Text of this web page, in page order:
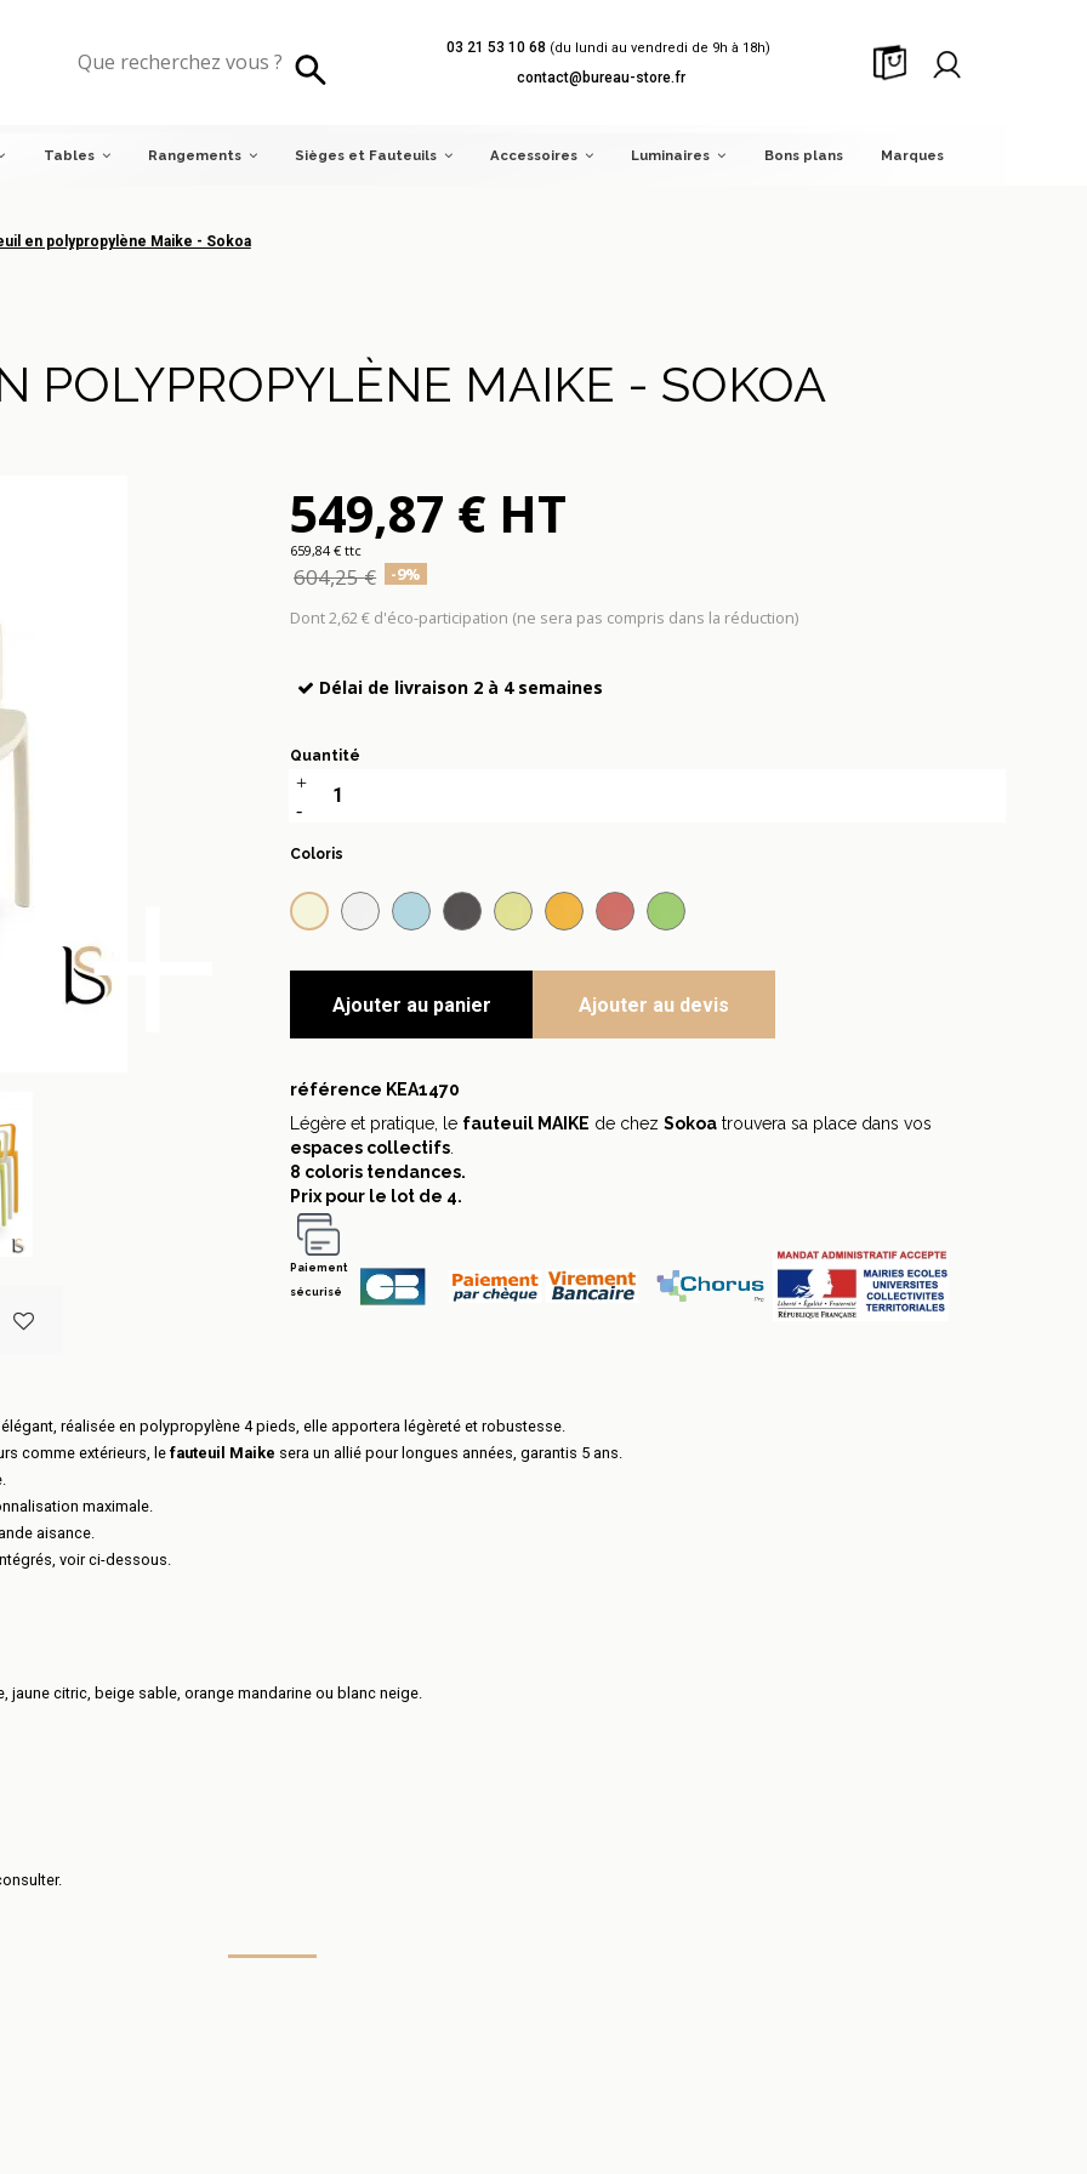
03 21 53 10 68 (du lundi au vendredi de 9h à 18h)
contact@bureau-store.fr
Tables Rangements Sièges et Fauteuils Accessoires Luminaires Bons plans Marques
en polypropylène Maike - Sokoa
en polypropylène Maike - Sokoa
POLYPROPYLÈNE MAIKE - SOKOA
+
549,87 € HT
659,84 € ttc
604,25 € -9%
Dont 2,62 € d'éco-participation (ne sera pas compris dans la réduction)
Délai de livraison 2 à 4 semaines
Coloris
Beige Blanc neigeBleu pastelChocolatJaune citricOrange mandarine
Rose corailVert pomme
Quantité
Ajouter au panier Ajouter au devis
référence KEA1470
Légère et pratique, le fauteuil MAIKE de chez Sokoa trouvera sa place dans vos
espaces collectifs
8 coloris tendances.
Prix pour le lot de 4.
Paiement
sécurisé
réalisée en polypropylène 4 pieds, elle apportera légèreté et robustesse.
comme extérieurs, le fauteuil Maike sera un allié pour longues années, garantis 5 ans.
maximale.
aisance.
voir ci-dessous.
citric, beige sable, orange mandarine ou blanc neige.